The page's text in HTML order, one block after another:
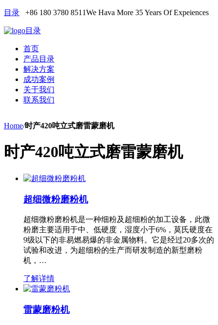
目录 +86 180 3780 8511We Hava More 35 Years Of Expeiences
目录
首页
产品目录
解决方案
成功案例
关于我们
联系我们
Home/时产420吨立式磨雷蒙磨机
时产420吨立式磨雷蒙磨机
超细微粉磨粉机
超细微粉磨粉机是一种细粉及超细粉的加工设备，此微
粉磨主要适用于中、低硬度，湿度小于6%，莫氏硬度在
9级以下的非易燃易爆的非金属物料。它是经过20多次的
试验和改进，为超细粉的生产而研发制造的新型磨粉
机，…
了解详情
雷蒙磨粉机